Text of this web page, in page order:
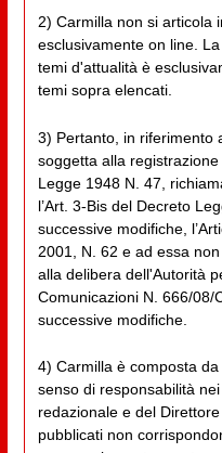
2) Carmilla non si articola
esclusivamente on line.
temi d'attualità è
temi sopra elencati.
3) Pertanto, in riferimento
soggetta alla
Legge 1948 N. 47,
l’Art. 3-Bis del Decreto
successive modifiche,
2001, N. 62 e ad essa
alla delibera dell'Autorità
Comunicazioni N. 666/08/
successive modifiche.
4) Carmilla è composta
senso di responsabilità
redazionale e del
pubblicati non